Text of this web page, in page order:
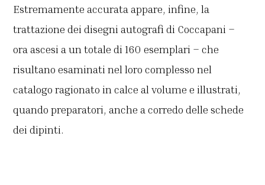
Estremamente accurata appare, infine, la
trattazione dei disegni autografi di Coccapani –
ora ascesi a un totale di 160 esemplari – che
risultano esaminati nel loro complesso nel
catalogo ragionato in calce al volume e illustrati,
quando preparatori, anche a corredo delle schede
dei dipinti.